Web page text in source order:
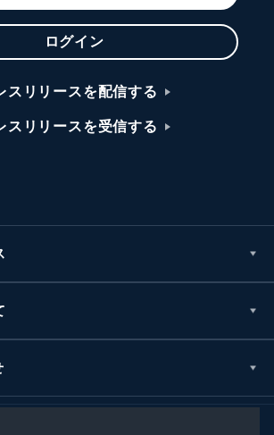
ログイン
スリリースを配信する
スリリースを受信する